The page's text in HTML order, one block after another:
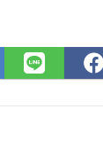
ム
LINE
で